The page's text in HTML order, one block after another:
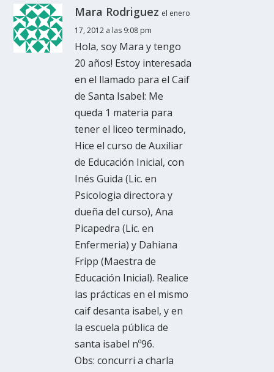
Mara Rodriguez el enero
17, 2012 a las 9:08 pm
Hola, soy Mara y tengo
20 años! Estoy interesada
en el llamado para el Caif
de Santa Isabel: Me
queda 1 materia para
tener el liceo terminado,
Hice el curso de Auxiliar
de Educación Inicial, con
Inés Guida (Lic. en
Psicologia directora y
dueña del curso), Ana
Picapedra (Lic. en
Enfermeria) y Dahiana
Fripp (Maestra de
Educación Inicial). Realice
las prácticas en el mismo
caif desanta isabel, y en
la escuela pública de
santa isabel nº96.
Obs: concurri a charla